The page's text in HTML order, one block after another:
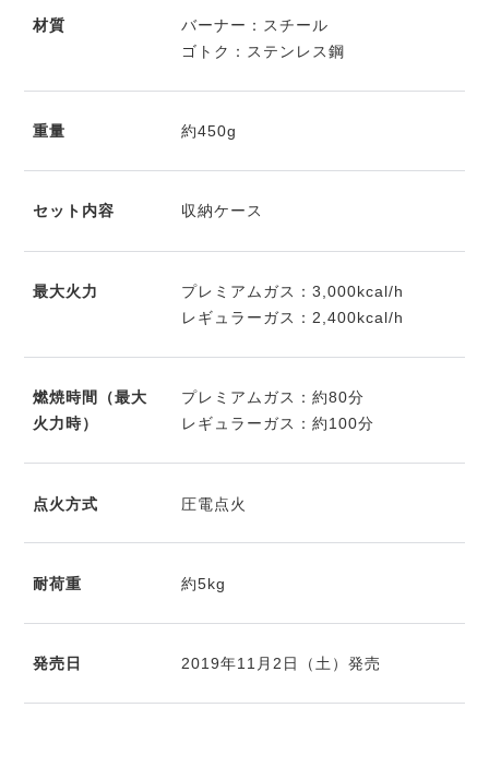
材質
バーナー：スチール
ゴトク：ステンレス鋼
重量 約450g
セット内容 収納ケース
最大火力
プレミアムガス：3,000kcal/h
レギュラーガス：2,400kcal/h
燃焼時間（最大
火力時）
プレミアムガス：約80分
レギュラーガス：約100分
点火方式 圧電点火
耐荷重 約5kg
発売日 2019年11月2日（土）発売